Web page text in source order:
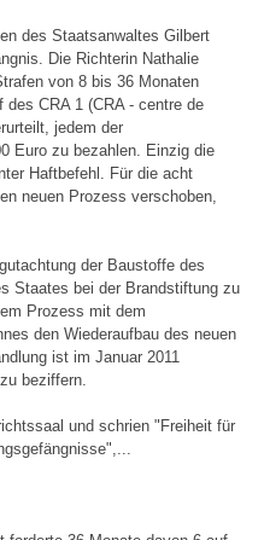
des Staatsanwaltes Gilbert
Die Richterin Nathalie
von 8 bis 36 Monaten
CRA 1 (CRA - centre de
jedem der
Euro zu bezahlen. Einzig die
Haftbefehl. Für die acht
neuen Prozess verschoben,
der Baustoffe des
Staates bei der Brandstiftung zu
Prozess mit dem
den Wiederaufbau des neuen
ist im Januar 2011
beziffern.
und schrien "Freiheit für